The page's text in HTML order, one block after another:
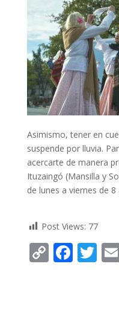
Asimismo, tener en
suspende por lluvia.
acercarte de manera
Ituzaingó (Mansilla y
de lunes a viernes de 8
Post Views: 77
C F T